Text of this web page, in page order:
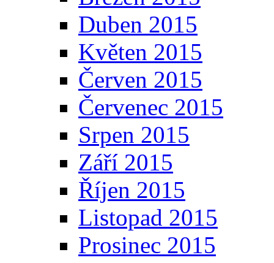
Duben 2015
Květen 2015
Červen 2015
Červenec 2015
Srpen 2015
Září 2015
Říjen 2015
Listopad 2015
Prosinec 2015